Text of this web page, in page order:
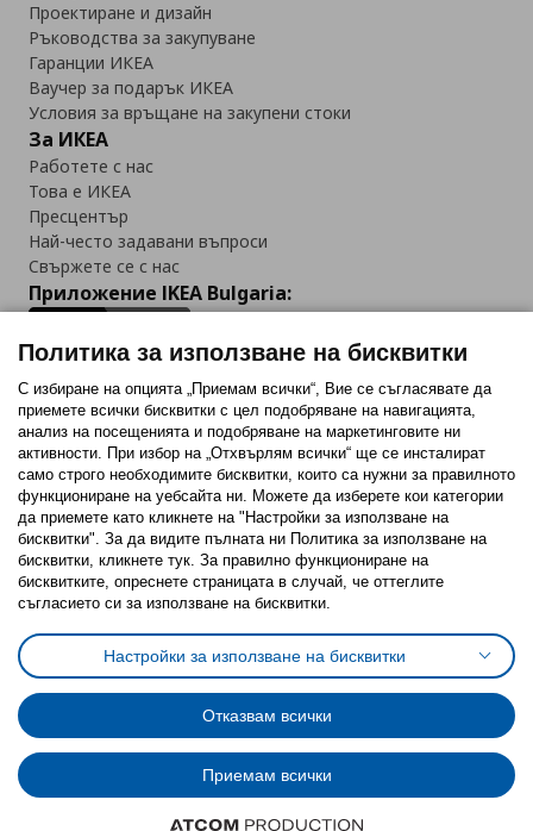
Проектиране и дизайн
Ръководства за закупуване
Гаранции ИКЕА
Ваучер за подарък ИКЕА
Условия за връщане на закупени стоки
За ИКЕА
Работете с нас
Това е ИКЕА
Пресцентър
Най-често задавани въпроси
Свържете се с нас
Приложение IKEA Bulgaria:
Последвайте ни:
FacebookTwitterYoutubePinterestInstagram
Политика за използване на бисквитки (Cookies)
Избор на настройки за използване на бисквитки
Условия за ползване на ikea.bgОбща политика за личните данни
Политика за защита на личните данни на ikea.bg
Общи условия на програма IKEA Family
Политика за защита на лични данни на програма IKEA Family
© Inter-IKEA Systems B.V. 1999 - 2025
Политика за използване на бисквитки
С избиране на опцията „Приемам всички“, Вие се съгласявате да
приемете всички бисквитки с цел подобряване на навигацията,
анализ на посещенията и подобряване на маркетинговите ни
активности. При избор на „Отхвърлям всички“ ще се инсталират
само строго необходимитe бисквитки, които са нужни за правилното
функциониране на уебсайта ни. Можете да изберете кои категории
да приемете като кликнете на "Настройки за използване на
бисквитки". За да видите пълната ни Политика за използване на
бисквитки, кликнете тук. За правилно функциониране на
бисквитките, опреснете страницата в случай, че оттеглите
съгласието си за използване на бисквитки.
Настройки за използване на бисквитки
Отказвам всички
Приемам всички